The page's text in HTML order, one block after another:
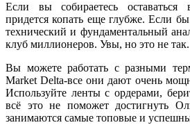
Если вы собираетесь оставаться
придется копать еще глубже. Если
технический и фундаментальный
клуб миллионеров. Увы, но это не так.
Вы можете работать с разными
Market Delta-все они дают очень
Используйте ленты с ордерами,
всё это не поможет достигнуть
занимаются самые топовые и